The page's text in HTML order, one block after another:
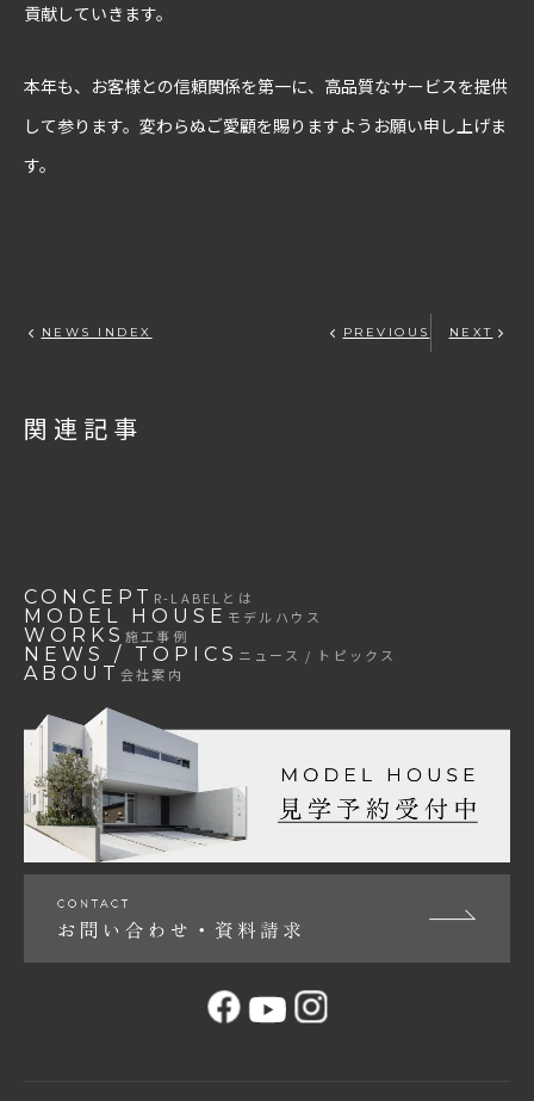
貢献していきます。
本年も、お客様との信頼関係を第一に、高品質なサービスを提供
して参ります。変わらぬご愛顧を賜りますようお願い申し上げま
す。
NEWS INDEX PREVIOUS NEXT
関連記事
CONCEPT R-LABEL とは
MODEL HOUSE モデルハウス
WORKS 施工事例
NEWS / TOPICS ニュース / トピックス
ABOUT 会社案内